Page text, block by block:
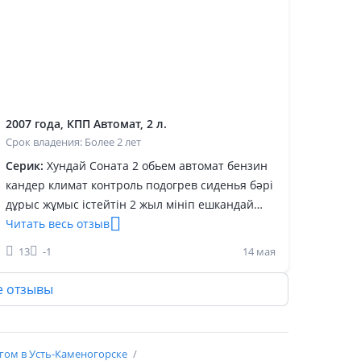
2007 года, КПП Автомат, 2 л.
Срок владения: Более 2 лет
Серик: Хундай Соната 2 обьем автомат бензин
кандер климат контроль подогрев сиденья бәрі
дұрыс жұмыс істейтін 2 жыл мініп ешкандай
проблемасын көрген емеспін өте керемет көлік
двигателі навесной бұрын 250, 000 тг болатын
Читать весь отзыв
13 -1 14 мая
отзывы
в Усть-Каменогорске